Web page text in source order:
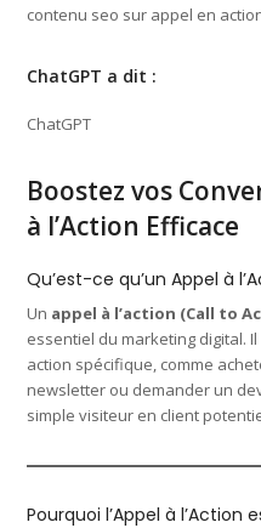
contenu seo sur appel en
ChatGPT a dit :
ChatGPT
Boostez vos
à l’Action Efficace
Qu’est-ce qu’un Appel à
Un appel à l’action (Call to
essentiel du marketing digital.
action spécifique, comme
newsletter ou demander un
simple visiteur en client
Pourquoi l’Appel à l’Action